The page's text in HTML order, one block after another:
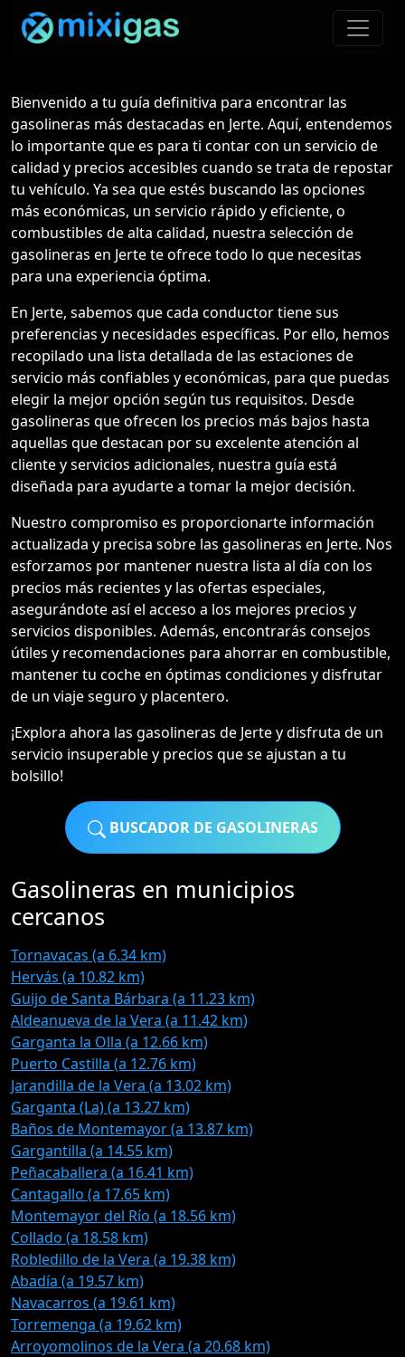
Bienvenido a tu guía definitiva para encontrar las
gasolineras más destacadas en Jerte. Aquí, entendemos
lo importante que es para ti contar con un servicio de
calidad y precios accesibles cuando se trata de repostar
tu vehículo. Ya sea que estés buscando las opciones
más económicas, un servicio rápido y eficiente, o
combustibles de alta calidad, nuestra selección de
gasolineras en Jerte te ofrece todo lo que necesitas
para una experiencia óptima.
En Jerte, sabemos que cada conductor tiene sus
preferencias y necesidades específicas. Por ello, hemos
recopilado una lista detallada de las estaciones de
servicio más confiables y económicas, para que puedas
elegir la mejor opción según tus requisitos. Desde
gasolineras que ofrecen los precios más bajos hasta
aquellas que destacan por su excelente atención al
cliente y servicios adicionales, nuestra guía está
diseñada para ayudarte a tomar la mejor decisión.
Nuestro compromiso es proporcionarte información
actualizada y precisa sobre las gasolineras en Jerte. Nos
esforzamos por mantener nuestra lista al día con los
precios más recientes y las ofertas especiales,
asegurándote así el acceso a los mejores precios y
servicios disponibles. Además, encontrarás consejos
útiles y recomendaciones para ahorrar en combustible,
mantener tu coche en óptimas condiciones y disfrutar
de un viaje seguro y placentero.
¡Explora ahora las gasolineras de Jerte y disfruta de un
servicio insuperable y precios que se ajustan a tu
bolsillo!
BUSCADOR DE GASOLINERAS
Gasolineras en municipios
cercanos
Tornavacas (a 6.34 km)
Hervás (a 10.82 km)
Guijo de Santa Bárbara (a 11.23 km)
Aldeanueva de la Vera (a 11.42 km)
Garganta la Olla (a 12.66 km)
Puerto Castilla (a 12.76 km)
Jarandilla de la Vera (a 13.02 km)
Garganta (La) (a 13.27 km)
Baños de Montemayor (a 13.87 km)
Gargantilla (a 14.55 km)
Peñacaballera (a 16.41 km)
Cantagallo (a 17.65 km)
Montemayor del Río (a 18.56 km)
Collado (a 18.58 km)
Robledillo de la Vera (a 19.38 km)
Abadía (a 19.57 km)
Navacarros (a 19.61 km)
Torremenga (a 19.62 km)
Arroyomolinos de la Vera (a 20.68 km)